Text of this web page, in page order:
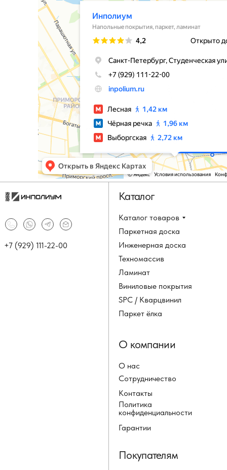
Каталог товаров
Паркетная доска
Инженерная доска
Техномассив
+7 (929) 111-22-00
Каталог
Ламинат
Виниловые покрытия
SPC / Кварцвинил
Паркет ёлка
О нас
Сотрудничество
Контакты
Политика
конфиденциальности
О компании
Покупателям
Гарантии